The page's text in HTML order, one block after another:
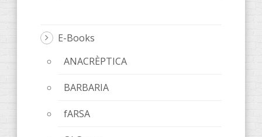
E-Books
ANACRÈPTICA
BARBARIA
fARSA